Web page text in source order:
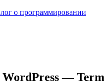
о программировании
—